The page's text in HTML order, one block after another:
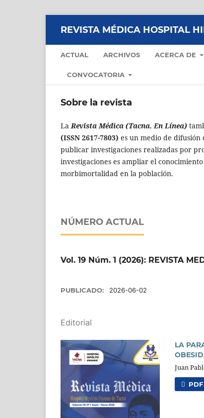
REVISTA MÉDICA HOSPITAL
ACTUAL ARCHIVOS ACERCA DE
CONVOCATORIA
Sobre la revista
La Revista Médica (Tacna. En Línea)
(ISSN 2617-7803) es un medio de difusión
publicar investigaciones realizadas por
investigaciones es ampliar el
morbimortalidad en la población.
NÚMERO ACTUAL
Vol. 19 Núm. 1 (2026): REVISTA
PUBLICADO: 2026-06-02
Editorial
LA
Juan
PDF